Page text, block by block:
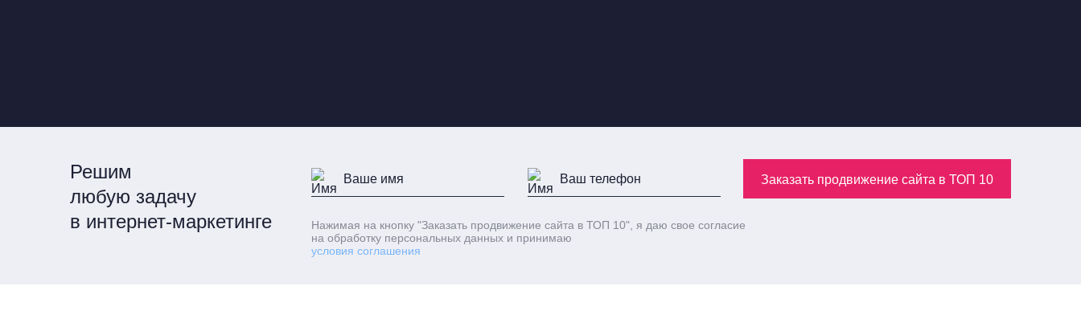
Решим
любую задачу
в интернет-маркетинге
Заказать продвижение сайта в ТОП 10
Нажимая на кнопку "Заказать продвижение сайта в ТОП 10" , я даю свое согласие
на обработку персональных данных и принимаю
условия соглашения